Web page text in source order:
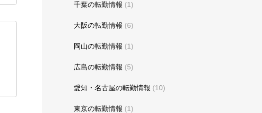
千葉の転勤情報 (1)
大阪の転勤情報 (6)
岡山の転勤情報 (1)
広島の転勤情報 (5)
愛知・名古屋の転勤情報 (10)
東京の転勤情報 (1)